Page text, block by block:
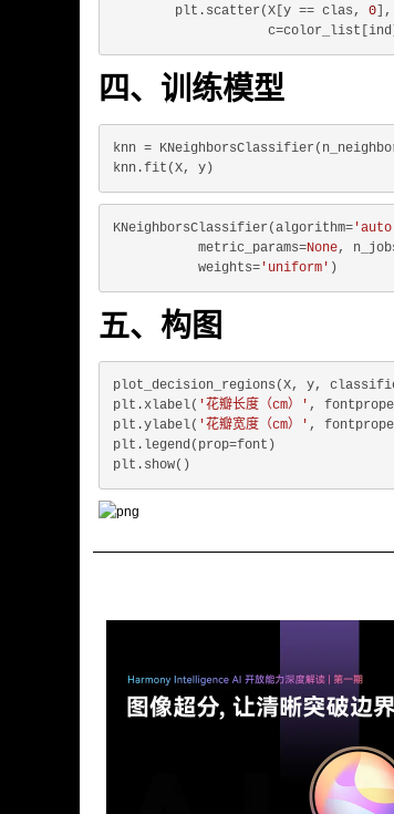
        plt.scatter(X[y == clas,
0
四、训练模型
knn =
KNeighborsClassifier(algorithm=
           metric_params=
None,
           weights=
'uniform'
五、构图
plot_decision_regions(X, y,
plt.xlabel( '花瓣长度（cm）' ,
plt.ylabel( '花瓣宽度（cm）' ,
plt.legend(prop=font)